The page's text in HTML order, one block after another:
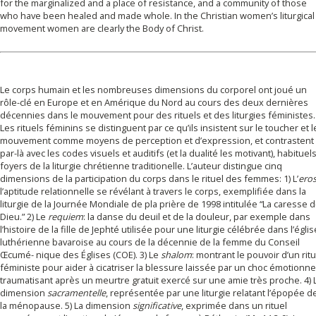
for the marginalized and a place of resistance, and a community of those
who have been healed and made whole. In the Christian women’s liturgical
movement women are clearly the Body of Christ.
Le corps humain et les nombreuses dimensions du corporel ont joué un
rôle-clé en Europe et en Amérique du Nord au cours des deux dernières
décennies dans le mouvement pour des rituels et des liturgies féministes.
Les rituels féminins se distinguent par ce qu’ils insistent sur le toucher et
mouvement comme moyens de perception et d’expression, et contrastent
par-là avec les codes visuels et auditifs (et la dualité les motivant), habituels
foyers de la liturgie chrétienne traditionelle. L’auteur distingue cinq
dimensions de la participation du corps dans le rituel des femmes: 1) L’eros
l’aptitude relationnelle se révélant à travers le corps, exemplifiée dans la
liturgie de la Journée Mondiale de pla prière de 1998 intitulée “La caresse
Dieu.” 2) Le requiem: la danse du deuil et de la douleur, par exemple dans
l’histoire de la fille de Jephté utilisée pour une liturgie célébrée dans
luthérienne bavaroise au cours de la décennie de la femme du Conseil
Œcumé- nique des Églises (COE). 3) Le shalom: montrant le pouvoir d’un
féministe pour aider à cicatriser la blessure laissée par un choc
traumatisant après un meurtre gratuit exercé sur une amie très proche. 4)
dimension sacramentelle, représentée par une liturgie relatant l’épopée
la ménopause. 5) La dimension significative, exprimée dans un rituel